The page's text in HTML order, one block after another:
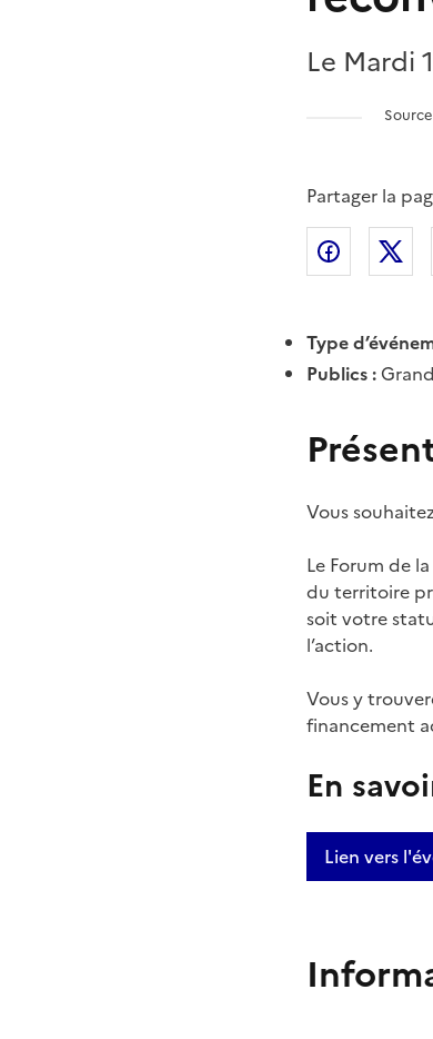
Le Mardi
Partager la
Type
Publics :
Vous
Le Forum de
du territoire
soit votre
l’action.
Vous y
financement
En
Lien vers